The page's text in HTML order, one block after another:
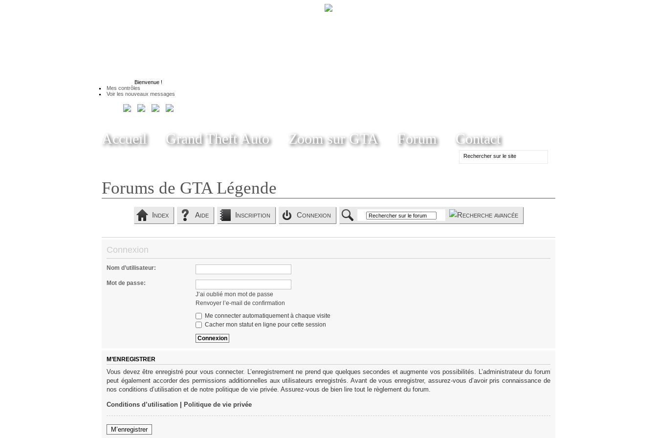
Bienvenue !
Mes contrôles
Voir les nouveaux messages
Accueil Grand Theft Auto Zoom sur GTA Forum Contact
Forums de GTA Légende
Index Aide Inscription Connexion
Connexion
Nom d’utilisateur:
Mot de passe:
J’ai oublié mon mot de passe
Renvoyer l’e-mail de confirmation
Me connecter automatiquement à chaque visite
Cacher mon statut en ligne pour cette session
M’ENREGISTRER
Vous devez être enregistré pour vous connecter. L’enregistrement ne prend que quelques secondes et augmente vos possibilités. L’administrateur du forum
peut également accorder des permissions additionnelles aux utilisateurs enregistrés. Avant de vous enregistrer, assurez-vous d’avoir pris connaissance de
nos conditions d’utilisation et de notre politique de vie privée. Assurez-vous de bien lire tout le règlement du forum.
Conditions d’utilisation Politique de vie privée
M’enregistrer